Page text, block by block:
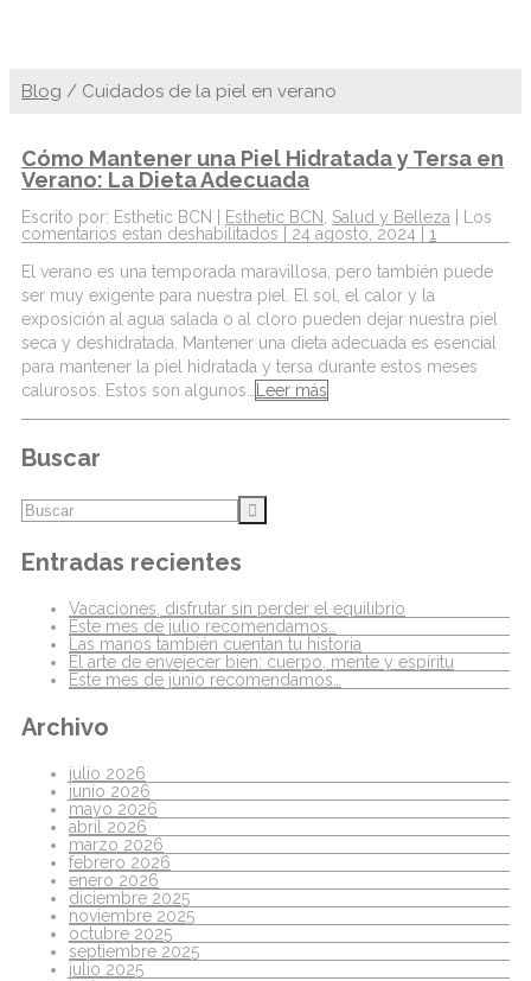
Blog / Cuidados de la piel en verano
Cómo Mantener una Piel Hidratada y Tersa en
Verano: La Dieta Adecuada
Escrito por: Esthetic BCN | Esthetic BCN Salud y Belleza
Los
comentarios estan deshabilitados | 24 agosto, 2024 | 1
El verano es una temporada maravillosa, pero también puede
ser muy exigente para nuestra piel. El sol, el calor y la
exposición al agua salada o al cloro pueden dejar nuestra piel
seca y deshidratada. Mantener una dieta adecuada es esencial
para mantener la piel hidratada y tersa durante estos meses
calurosos. Estos son algunos…
Leer más
Buscar
Entradas recientes
Vacaciones, disfrutar sin perder el equilibrio
Este mes de julio recomendamos…
Las manos también cuentan tu historia
El arte de envejecer bien: cuerpo, mente y espíritu
Este mes de junio recomendamos…
Archivo
julio 2026
junio 2026
mayo 2026
abril 2026
marzo 2026
febrero 2026
enero 2026
diciembre 2025
noviembre 2025
octubre 2025
septiembre 2025
julio 2025